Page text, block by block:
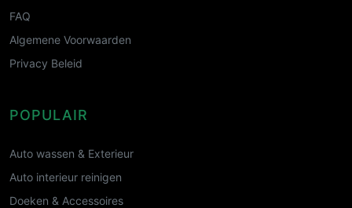
FAQ
Algemene Voorwaarden
Privacy Beleid
POPULAIR
Auto wassen & Exterieur
Auto interieur reinigen
Doeken & Accessoires